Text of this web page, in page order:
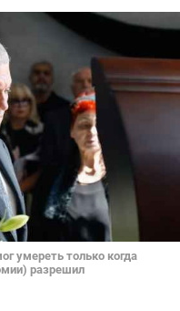
умереть только когда
разрешил